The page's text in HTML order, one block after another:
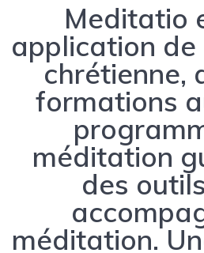
Meditatio
application
chrétienne,
formations
méditation
des
méditation.